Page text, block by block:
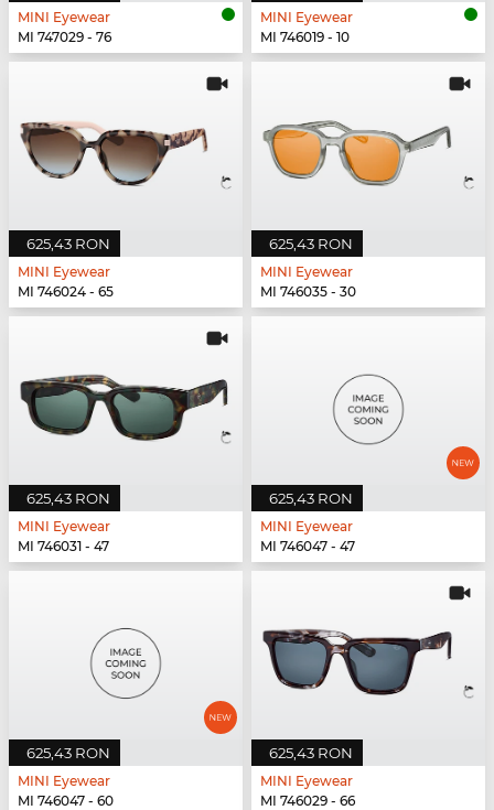
MINI Eyewear
MI 747029 - 76
MINI Eyewear
MI 746019 - 10
625,43 RON
MINI Eyewear
MI 746024 - 65
625,43 RON
MINI Eyewear
MI 746035 - 30
625,43 RON
MINI Eyewear
MI 746031 - 47
625,43 RON
MINI Eyewear
MI 746047 - 47
625,43 RON
MINI Eyewear
MI 746047 - 60
625,43 RON
MINI Eyewear
MI 746029 - 66